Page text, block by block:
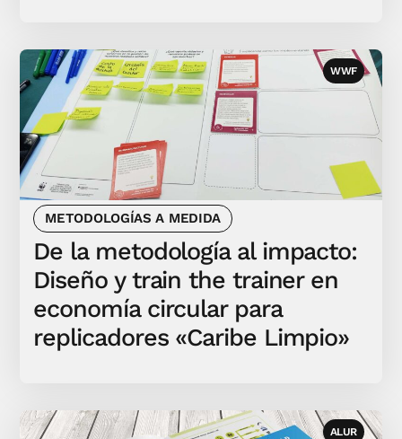
WWF
METODOLOGÍAS A MEDIDA
De la metodología al impacto:
Diseño y train the trainer en
economía circular para
replicadores «Caribe Limpio»
ALUR